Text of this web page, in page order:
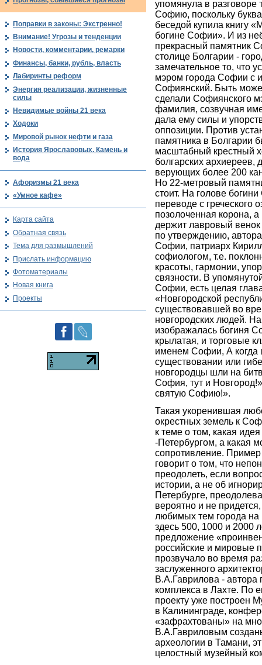
упомянула в разговоре
Софию, поскольку
беседой купила книгу
богине Софии». И из
прекрасный памятник
столице Болгарии -
замечательное то, что
мэром города Софии с
Софиянский. Быть
сделали Софиянского
фамилия, созвучная
дала ему силы и
оппозиции. Против
памятника в Болгарии
масштабный крестный
болгарских архиереев,
верующих более 200
Но 22-метровый
стоит. На голове
переводе с греческого
позолоченная корона,
держит лавровый венок
по утверждению,
Софии, патриарх
софиологом, т.е.
красоты, гармонии,
связности. В
Софии, есть целая
«Новгородской
существовавшей во
новгородских людей.
изображалась богиня
крылатая, и торговые
именем Софии, А когда
существовании или
новгородцы шли на
София, тут и
святую Софию!».
Такая укоренившая
окрестных земель к
к теме о том, какая
-Петербургом, а какая
сопротивление.
говорит о том, что
преодолеть, если
истории, а не об
Петербурге,
вероятно и не
любимых тем города на
здесь 500, 1000 и 2000
предложение
российские и мировые
прозвучало во время
заслуженного
В.А.Гаврилова - автора
комплекса в Лахте. По
проекту уже построен
в Калининграде,
«зафрахтованы» на
В.А.Гавриловым
археологии в Тамани,
целостный музейный
Поправки в законы: Экстренно!
Внимание! Угрозы и тенденции
Новости, комментарии, ремарки
Финансы, банки, рубль, власть
Лабиринты реформ
Энергия реализации, жизненные
силы
Невидимые войны 21 века
Ходоки
Мировой рынок нефти и газа
История Ярославовых. Камень и
вода
Афоризмы 21 века
«Умное кафе»
Карта сайта
Обратная связь
Тема для размышлений
Прислать информацию
Фотоматериалы
Новая книга
Проекты